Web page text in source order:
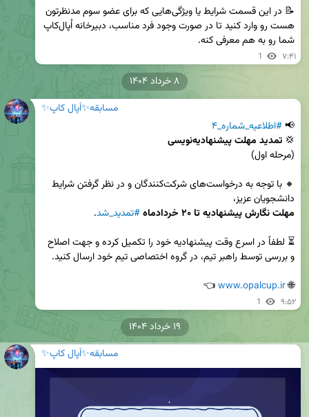
شما رو به هم معرفی کنه.
1 ۷:۴۱
مسابقه✨اُپال کاپ✨
📢 #اطلاعیه_شماره_۴
💢 تمدید مهلت پیشنهادیه‌نویسی
دانشجویان عزیز،
مهلت نگارش پیشنهادیه تا ۲۰ خردادماه
#تمدید_شد
🌐
www.opalcup.ir
👈
1 ۹:۵۲
۸ خرداد ۱۴۰۴
مسابقه✨اُپال کاپ✨
۱۹ خرداد ۱۴۰۴